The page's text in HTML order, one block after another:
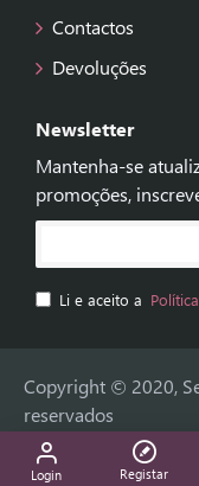
Contactos
Devoluções
Newsletter
Mantenha-se
promoções,
Li e aceito a
Copyright © 2020,
reservados
Login Registar